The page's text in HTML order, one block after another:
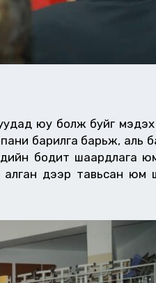
юу болж буйг
барилга барьж, аль
бодит шаардлага
алган дээр тавьсан юм